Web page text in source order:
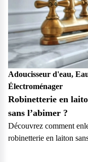
Adoucisseur d'eau,
Électroménager
Robinetterie en
sans l’abimer ?
Découvrez comment
robinetterie en laiton